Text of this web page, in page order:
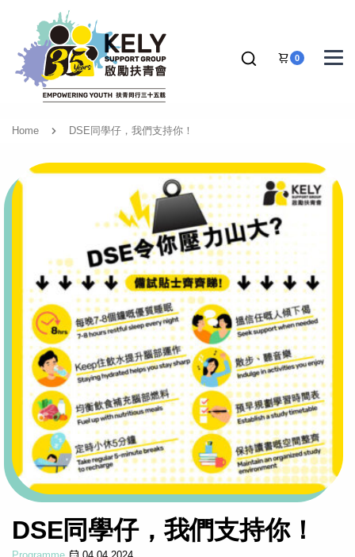
0
Home DSE同學仔，我們支持你！
DSE同學仔，我們支持你！